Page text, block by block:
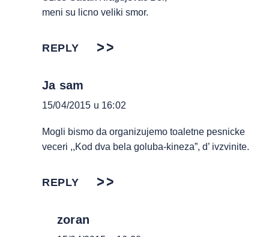
meni su licno veliki smor.
REPLY
Ja sam
15/04/2015 u 16:02
Mogli bismo da organizujemo toaletne pesnicke
veceri ,,Kod dva bela goluba-kineza”, d’ ivzvinite.
REPLY
zoran